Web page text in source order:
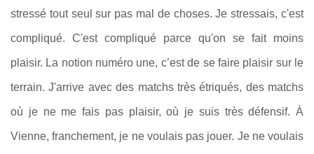
stressé tout seul sur pas mal de choses. Je stressais, c'est
compliqué. C'est compliqué parce qu'on se fait moins
plaisir. La notion numéro une, c’est de se faire plaisir sur le
terrain. J'arrive avec des matchs très étriqués, des matchs
où je ne me fais pas plaisir, où je suis très défensif. À
Vienne, franchement, je ne voulais pas jouer. Je ne voulais